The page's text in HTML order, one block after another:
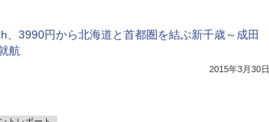
、3990円から北海道と首都圏を結ぶ新千歳～成田
航
2015年3月30日